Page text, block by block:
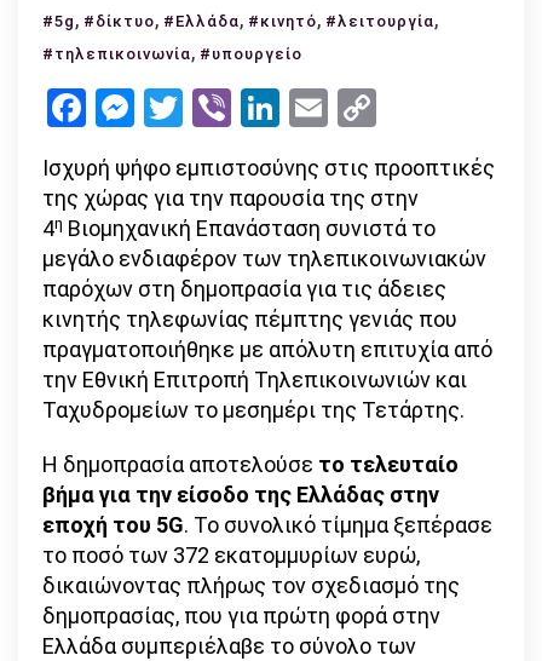
Μέσα
στο
τρίμηνο
2021
θα
ξεκινήσει
το
5G
στην
Ελλάδα
#5g , #δίκτυο, #Ελλάδα, #κινητό, #λειτουργία,
#τηλεπικοινωνία, #υπουργείο
Facebook
Messenger
Twitter
ViberLinkedIn
Email
Ισχυρή ψήφο εμπιστοσύνης στις προοπτικές
της χώρας για την παρουσία της στην
4η Βιομηχανική Επανάσταση συνιστά το
μεγάλο ενδιαφέρον των τηλεπικοινωνιακών
παρόχων στη δημοπρασία για τις άδειες
κινητής τηλεφωνίας πέμπτης γενιάς που
πραγματοποιήθηκε με απόλυτη επιτυχία από
την Εθνική Επιτροπή Τηλεπικοινωνιών και
Ταχυδρομείων το μεσημέρι της Τετάρτης.
Η δημοπρασία αποτελούσε το τελευταίο
βήμα για την είσοδο της Ελλάδας στην
εποχή του 5G. Το συνολικό τίμημα ξεπέρασε
το ποσό των 372 εκατομμυρίων ευρώ,
δικαιώνοντας πλήρως τον σχεδιασμό της
δημοπρασίας, που για πρώτη φορά στην
Ελλάδα συμπεριέλαβε το σύνολο των